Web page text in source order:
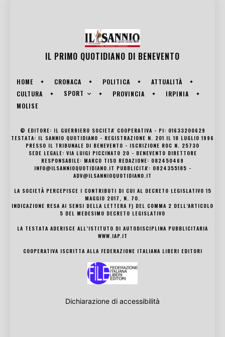
IL PRIMO QUOTIDIANO DI BENEVENTO
HOME CRONACA POLITICA
ATTUALITÀ
CULTURA
SPORT PROVINCIA
IRPINIA
MOLISE
© EDITORE: IL GUERRIERO SOCIETA' COOPERATIVA - PI: 01633200629
TESTATA: IL SANNIO QUOTIDIANO - REGISTRAZIONE N. 201 IL 18 LUGLIO 1996
PRESSO IL TRIBUNALE DI BENEVENTO - ISCRIZIONE ROC N. 25730
SEDE LEGALE: VIA LUIGI PICCINATO 20 - BENEVENTO DIRETTORE
RESPONSABILE: MARCO TISO REDAZIONE: 082450469
INFO@ILSANNIOQUOTIDIANO.IT PUBBLICITA': 0824355185 -
ADV@ILSANNIOQUOTIDIANO.IT
LA SOCIETÀ PERCEPISCE I CONTRIBUTI DI CUI AL DECRETO LEGISLATIVO 15
MAGGIO 2017, N. 70.
INDICAZIONE RESA AI SENSI DELLA LETTERA F) DEL COMMA 2 DELL’ARTICOLO
5 DEL MEDESIMO DECRETO LEGISLATIVO
LA TESTATA ADERISCE ALL’ISTITUTO DI AUTODISCIPLINA PUBBLICITARIA
WWW.IAP.IT
COOPERATIVA ISCRITTA ALLA FEDERAZIONE ITALIANA LIBERI EDITORI
Dichiarazione di accessibilità